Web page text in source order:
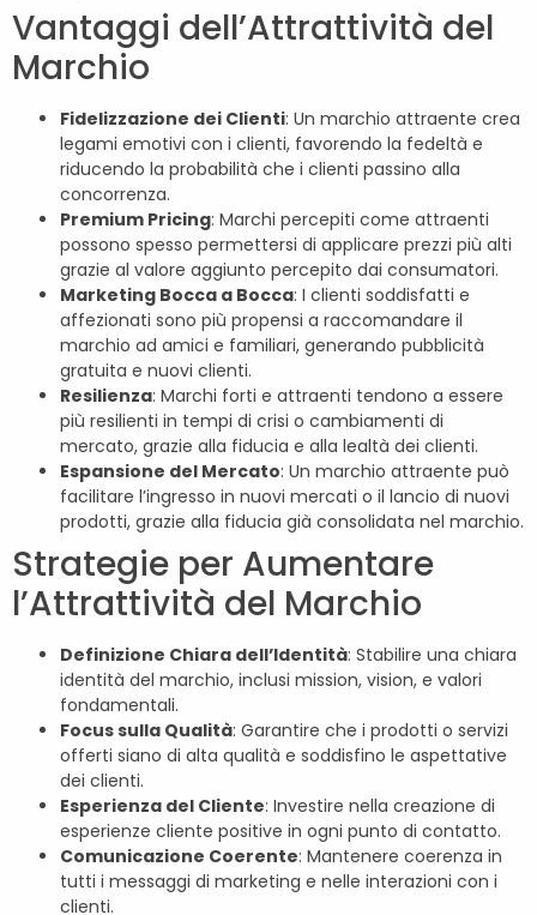
Vantaggi dell’Attrattività del
Marchio
Fidelizzazione dei Clienti: Un marchio attraente crea
legami emotivi con i clienti, favorendo la fedeltà e
riducendo la probabilità che i clienti passino alla
concorrenza.
Premium Pricing: Marchi percepiti come attraenti
possono spesso permettersi di applicare prezzi più alti
grazie al valore aggiunto percepito dai consumatori.
Marketing Bocca a Bocca: I clienti soddisfatti e
affezionati sono più propensi a raccomandare il
marchio ad amici e familiari, generando pubblicità
gratuita e nuovi clienti.
Resilienza: Marchi forti e attraenti tendono a essere
più resilienti in tempi di crisi o cambiamenti di
mercato, grazie alla fiducia e alla lealtà dei clienti.
Espansione del Mercato: Un marchio attraente può
facilitare l’ingresso in nuovi mercati o il lancio di nuovi
prodotti, grazie alla fiducia già consolidata nel marchio.
Strategie per Aumentare
l’Attrattività del Marchio
Definizione Chiara dell’Identità: Stabilire una chiara
identità del marchio, inclusi mission, vision, e valori
fondamentali.
Focus sulla Qualità: Garantire che i prodotti o servizi
offerti siano di alta qualità e soddisfino le aspettative
dei clienti.
Esperienza del Cliente: Investire nella creazione di
esperienze cliente positive in ogni punto di contatto.
Comunicazione Coerente: Mantenere coerenza in
tutti i messaggi di marketing e nelle interazioni con i
clienti.